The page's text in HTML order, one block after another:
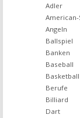
Adler
Angeln
Ballspiel
Banken
Baseball
Basketball
Berufe
Billiard
Dart